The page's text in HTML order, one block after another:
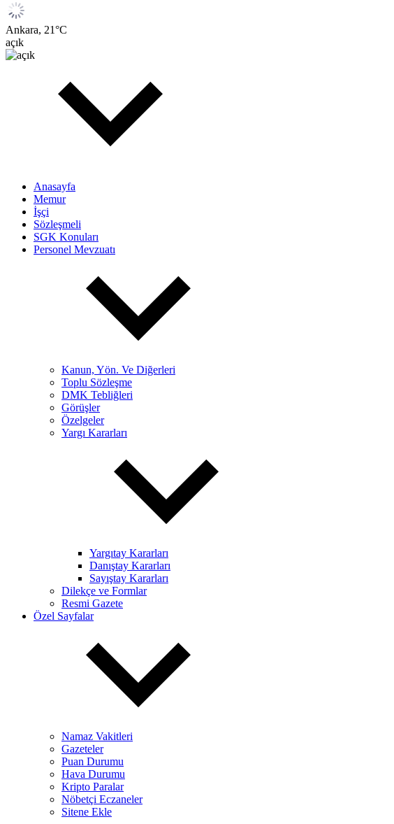
Ankara, 21°C
açık
Anasayfa
Memur
İşçi
Sözleşmeli
SGK Konuları
Personel Mevzuatı
Kanun, Yön. Ve Diğerleri
Toplu Sözleşme
DMK Tebliğleri
Görüşler
Özelgeler
Yargı Kararları
Yargıtay Kararları
Danıştay Kararları
Sayıştay Kararları
Dilekçe ve Formlar
Resmi Gazete
Özel Sayfalar
Namaz Vakitleri
Gazeteler
Puan Durumu
Hava Durumu
Kripto Paralar
Nöbetçi Eczaneler
Sitene Ekle